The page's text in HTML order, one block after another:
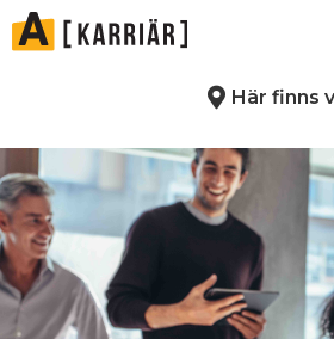
Här finns